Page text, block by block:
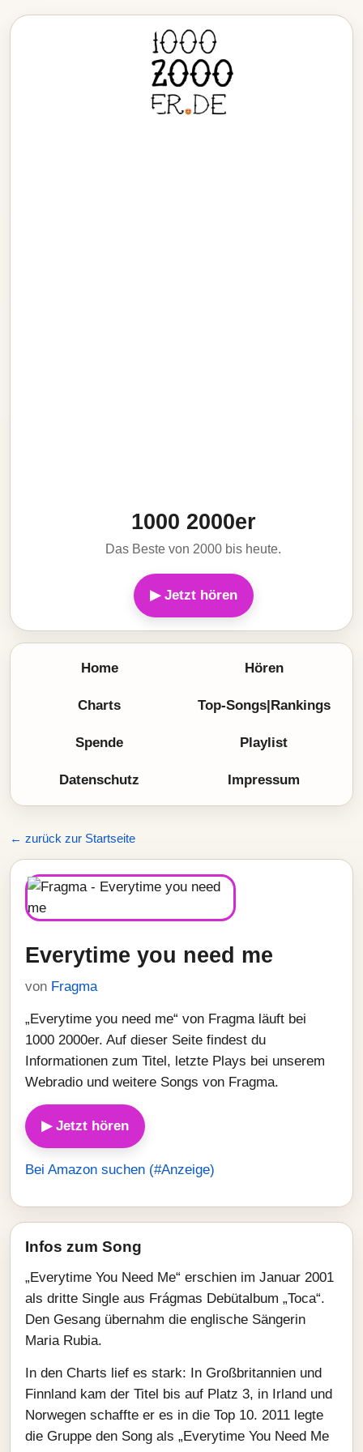
1000 2000er
Das Beste von 2000 bis heute.
▶ Jetzt hören
Home Hören
Charts Top-Songs|Rankings
Spende Playlist
Datenschutz Impressum
← zurück zur Startseite
Everytime you need me
von Fragma
„Everytime you need me“ von Fragma läuft bei
1000 2000er. Auf dieser Seite findest du
Informationen zum Titel, letzte Plays bei unserem
Webradio und weitere Songs von Fragma.
▶ Jetzt hören
Bei Amazon suchen (#Anzeige)
Infos zum Song
„Everytime You Need Me“ erschien im Januar 2001
als dritte Single aus Frágmas Debütalbum „Toca“.
Den Gesang übernahm die englische Sängerin
Maria Rubia.
In den Charts lief es stark: In Großbritannien und
Finnland kam der Titel bis auf Platz 3, in Irland und
Norwegen schaffte er es in die Top 10. 2011 legte
die Gruppe den Song als „Everytime You Need Me